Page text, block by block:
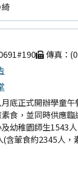
傳真：
底正式開辦學童
食，並同時供應
幼稚園師生1543
含葷食約2345人，